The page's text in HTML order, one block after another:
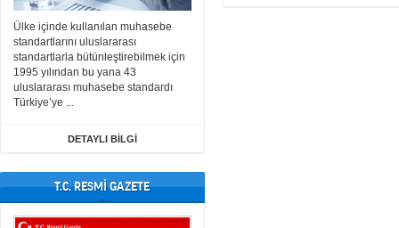
Ülke içinde kullanılan muhasebe
standartlarını uluslararası
standartlarla bütünleştirebilmek için
1995 yılından bu yana 43
uluslararası muhasebe standardı
Türkiye’ye ...
DETAYLI BİLGİ
T.C. RESMİ GAZETE